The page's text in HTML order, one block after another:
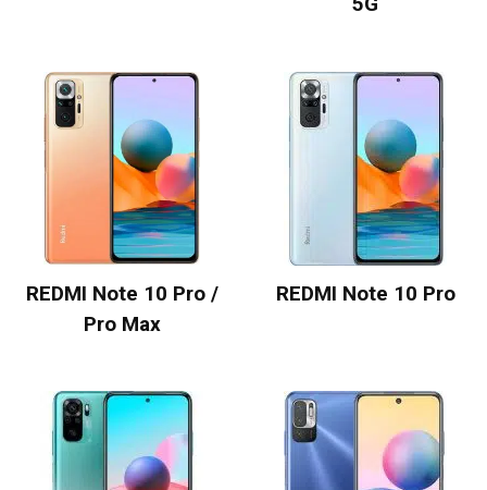
REDMI Note 10 Pro /
Pro Max
REDMI Note 10 Pro